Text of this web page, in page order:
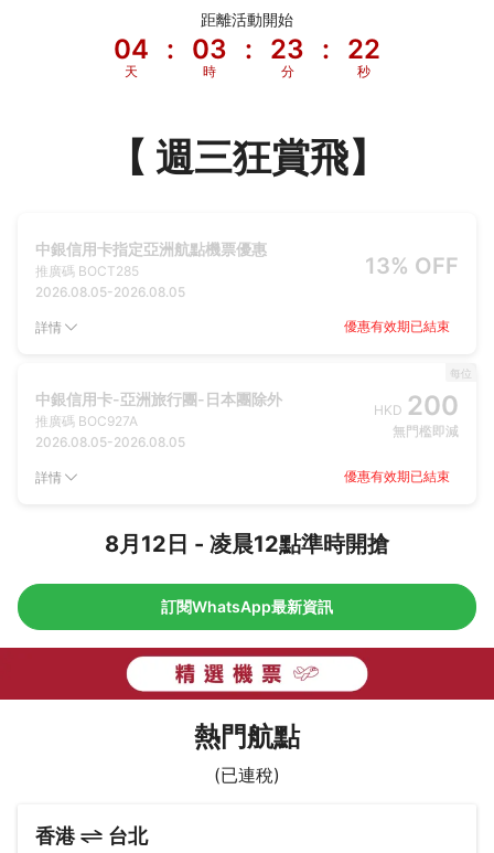
距離活動開始
04
天
: 03
時
: 23
分
: 21
秒
【 週三狂賞飛】
中銀信用卡指定亞洲航點機票優惠
推廣碼 BOCT285
2026.08.05-2026.08.05
13% OFF
詳情 優惠有效期已結束
中銀信用卡-亞洲旅行團-日本團除外
推廣碼 BOC927A
2026.08.05-2026.08.05
HKD 200
無門檻即減
每位
詳情 優惠有效期已結束
8月12日 - 凌晨12點準時開搶
訂閱WhatsApp最新資訊
熱門航點
(已連稅)
香港 台北